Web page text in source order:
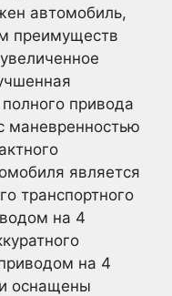
автомобиль,
преимуществ
привода
маневренностью
является
транспортного
на 4
на 4
оснащены